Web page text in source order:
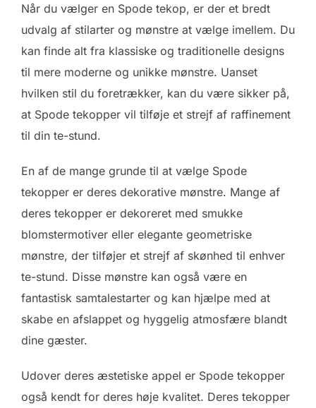
Når du vælger en Spode tekop, er der et bredt
udvalg af stilarter og mønstre at vælge imellem. Du
kan finde alt fra klassiske og traditionelle designs
til mere moderne og unikke mønstre. Uanset
hvilken stil du foretrækker, kan du være sikker på,
at Spode tekopper vil tilføje et strejf af raffinement
til din te-stund.
En af de mange grunde til at vælge Spode
tekopper er deres dekorative mønstre. Mange af
deres tekopper er dekoreret med smukke
blomstermotiver eller elegante geometriske
mønstre, der tilføjer et strejf af skønhed til enhver
te-stund. Disse mønstre kan også være en
fantastisk samtalestarter og kan hjælpe med at
skabe en afslappet og hyggelig atmosfære blandt
dine gæster.
Udover deres æstetiske appel er Spode tekopper
også kendt for deres høje kvalitet. Deres tekopper